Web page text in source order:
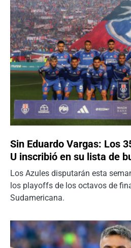
Sin Eduardo Vargas: Los
U inscribió en su lista de
Los Azules disputarán esta
los playoffs de los octavos de
Sudamericana.